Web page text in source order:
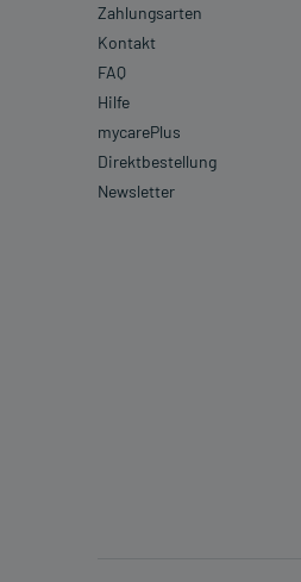
Zahlungsarten
Kontakt
FAQ
Hilfe
mycarePlus
Direktbestellung
Newsletter